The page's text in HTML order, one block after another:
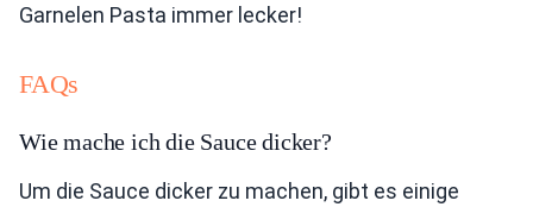
Garnelen Pasta immer lecker!
FAQs
Wie mache ich die Sauce dicker?
Um die Sauce dicker zu machen, gibt es einige